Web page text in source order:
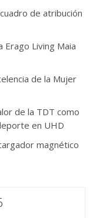
de atribución
Erago Living Maia
de la Mujer
de la TDT como
en UHD
magnético